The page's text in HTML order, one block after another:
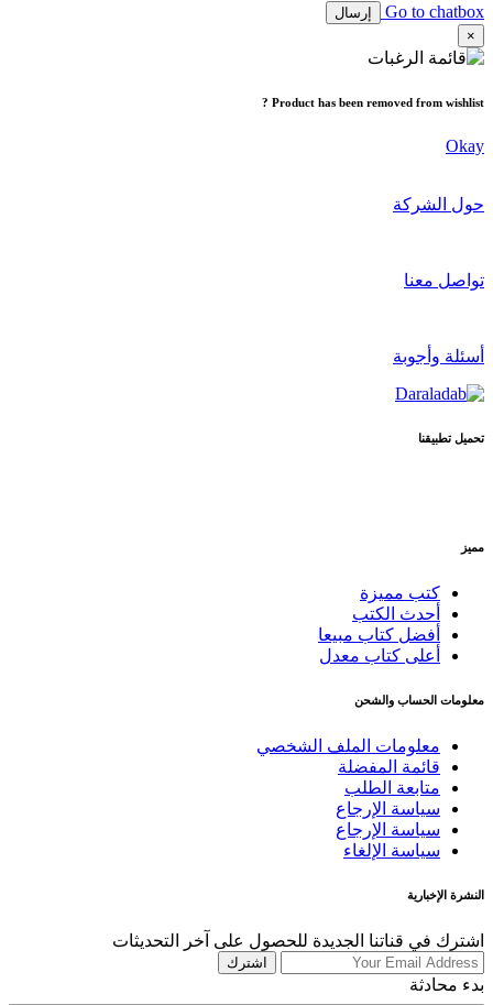
Go to chatbox
إرسال
×
Product has been removed from wishlist ?
Okay
حول الشركة
تواصل معنا
أسئلة وأجوبة
تحميل تطبيقنا
مميز
كتب مميزة
أحدث الكتب
أفضل كتاب مبيعا
أعلى كتاب معدل
معلومات الحساب والشحن
معلومات الملف الشخصي
قائمة المفضلة
متابعة الطلب
سياسة الإرجاع
سياسة الإرجاع
سياسة الإلغاء
النشرة الإخبارية
اشترك في قناتنا الجديدة للحصول على آخر التحديثات
اشترك
بدء محادثة